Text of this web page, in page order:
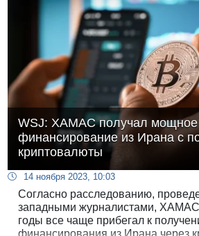
WSJ: ХАМАС получал мощное
финансирование из Ирана с
криптовалюты
14 ноября 2023, 10:03
Согласно расследованию,
западными журналистами,
годы все чаще прибегал к
финансирования из Ирана через